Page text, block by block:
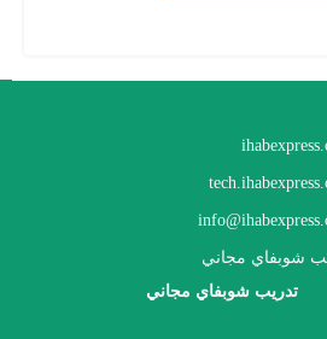
شوبفاي مجاني
تدريب شوبفاي مجاني